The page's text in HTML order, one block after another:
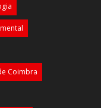
Coimbra